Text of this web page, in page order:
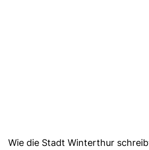
Wie die Stadt Winterthur